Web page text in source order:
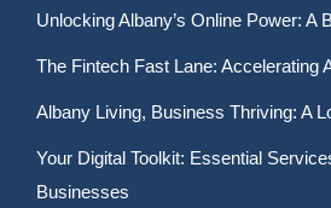
Unlocking Albany’s Online Power: A
The Fintech Fast Lane: Accelerating
Albany Living, Business Thriving: A
Your Digital Toolkit: Essential
Businesses